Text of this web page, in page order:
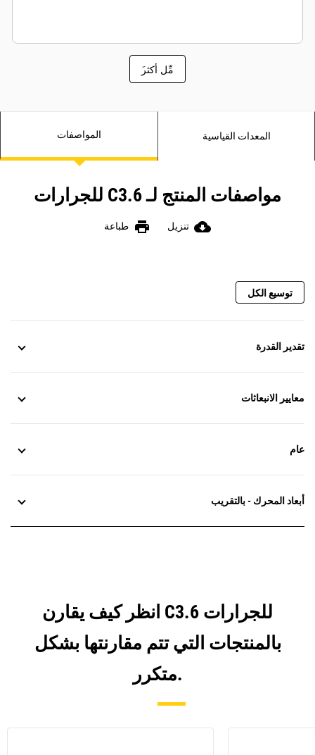
َمِّل أكثر
المواصفات المعدات القياسية
مواصفات المنتج لـ C3.6 للجرارات
cloud_download تنزيل print طباعة
توسيع الكل
تقدير القدرة
معايير الانبعاثات
عام
أبعاد المحرك - بالتقريب
انظر كيف يقارن C3.6 للجرارات
بالمنتجات التي تتم مقارنتها بشكل
متكرر.